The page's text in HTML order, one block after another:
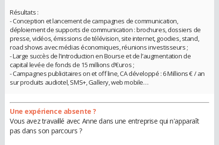
Résultats :
- Conception et lancement de campagnes de communication,
déploiement de supports de communication : brochures, dossiers de
presse, vidéos, émissions de télévision, site internet, goodies, stand,
road shows avec médias économiques, réunions investisseurs ;
- Large succès de l’introduction en Bourse et de l’augmentation de
capital levée de fonds de 15 millions d’€uros ;
- Campagnes publicitaires on et off line, CA développé : 6 Millions € / an
sur produits audiotel, SMS+, Gallery, web mobile…
Une expérience absente ?
Vous avez travaillé avec Anne dans une entreprise qui n'apparaît
pas dans son parcours ?